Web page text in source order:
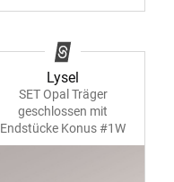
Lysel
SET Opal Träger
geschlossen mit
Endstücke Konus #1W